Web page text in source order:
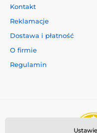
nieograniczoną
Any angle lub
funkcję taśmy,
się.Pies może pójść
jego szybki ruch
na spacery bez
Smycz to nie tylko
Kontakt
Reklamacje
Dostawa i płatność
O firmie
Regulamin